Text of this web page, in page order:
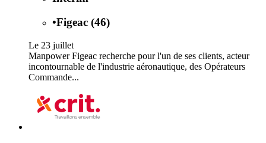
•Figeac (46)
Le 23 juillet
Manpower Figeac recherche pour l'un de ses clients, acteur
incontournable de l'industrie aéronautique, des Opérateurs
Commande...